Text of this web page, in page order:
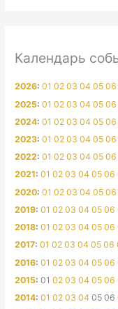
Календарь
2026:01 02 03 04 05 06
2025:01 02 03 04 05 06
2024:01 02 03 04 05 06
2023:01 02 03 04 05 06
2022:01 02 03 04 05 06
2021:01 02 03 04 05 06
2020:01 02 03 04 05 06
2019:01 02 03 04 05 06
2018:01 02 03 04 05 06
2017:01 02 03 04 05 06
2016:01 02 03 04 05 06
2015:01 02 03 04 05 06
2014:01 02 03 04 05 06